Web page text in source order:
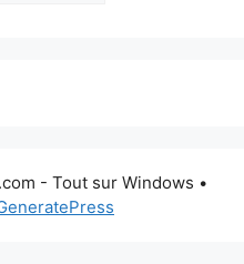
- Tout sur Windows •